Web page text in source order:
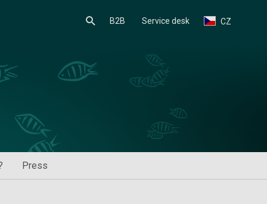
B2B Service desk CZ
Press